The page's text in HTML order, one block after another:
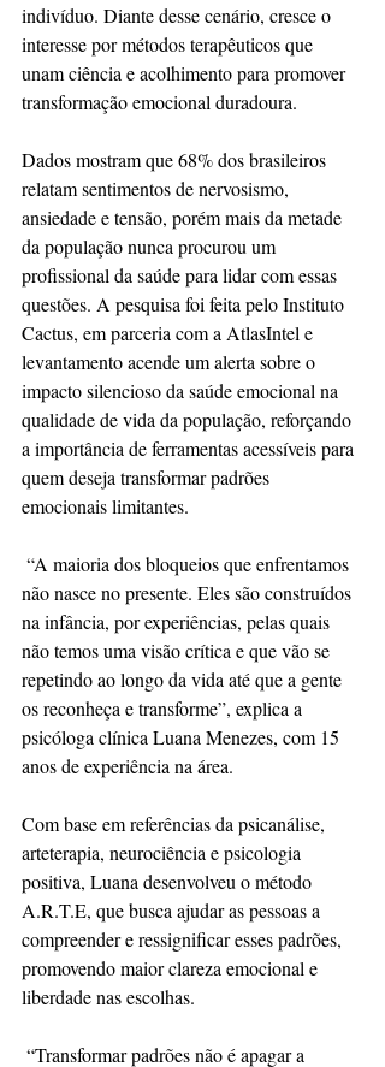
indivíduo. Diante desse cenário, cresce o
interesse por métodos terapêuticos que
unam ciência e acolhimento para promover
transformação emocional duradoura.
Dados mostram que 68% dos brasileiros
relatam sentimentos de nervosismo,
ansiedade e tensão, porém mais da metade
da população nunca procurou um
profissional da saúde para lidar com essas
questões. A pesquisa foi feita pelo Instituto
Cactus, em parceria com a AtlasIntel e
levantamento acende um alerta sobre o
impacto silencioso da saúde emocional na
qualidade de vida da população, reforçando
a importância de ferramentas acessíveis para
quem deseja transformar padrões
emocionais limitantes.
não nasce no presente. Eles são construídos
na infância, por experiências, pelas quais
não temos uma visão crítica e que vão se
repetindo ao longo da vida até que a gente
os reconheça e transforme”, explica a
psicóloga clínica Luana Menezes, com 15
anos de experiência na área.
Com base em referências da psicanálise,
arteterapia, neurociência e psicologia
positiva, Luana desenvolveu o método
A.R.T.E, que busca ajudar as pessoas a
compreender e ressignificar esses padrões,
promovendo maior clareza emocional e
liberdade nas escolhas.